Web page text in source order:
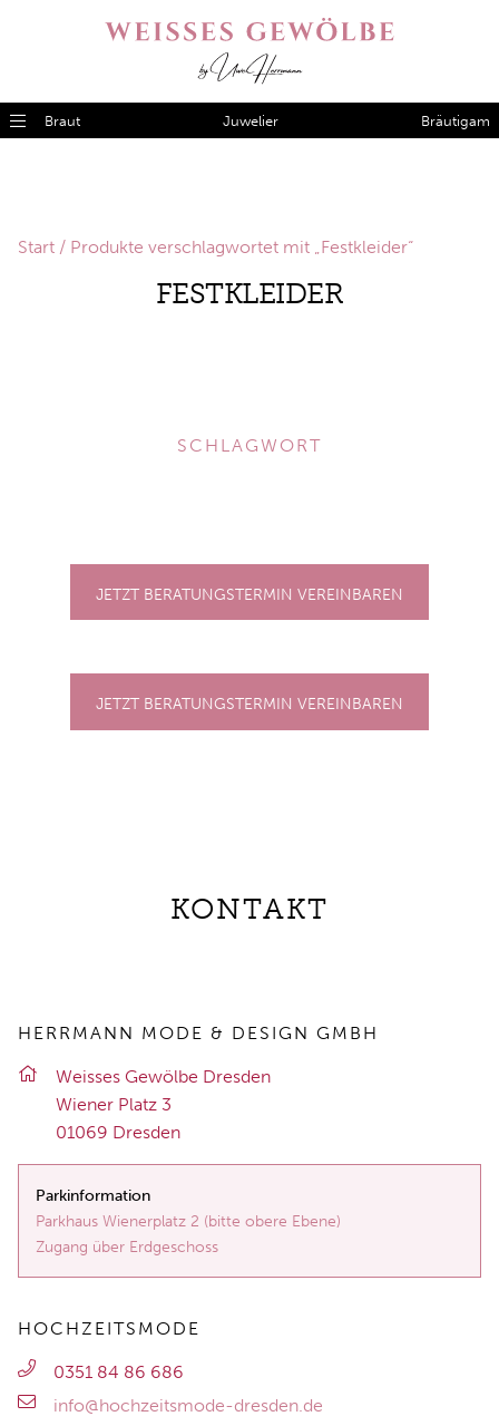
Braut Juwelier Bräutigam
Start / Produkte verschlagwortet mit „Festkleider“
FESTKLEIDER
SCHLAGWORT
JETZT BERATUNGSTERMIN VEREINBAREN
JETZT BERATUNGSTERMIN VEREINBAREN
KONTAKT
HERRMANN MODE & DESIGN GMBH
Weis­ses Ge­wöl­be Dres­den
Wie­ner Platz 3
01069 Dres­den
Parkinformation
Parkhaus Wienerplatz 2 (bitte obere Ebene)
Zugang über Erdgeschoss
HOCHZEITSMODE
0351 84 86 686
info@hochzeitsmode-dresden.de